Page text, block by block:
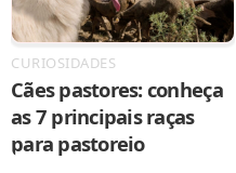
CURIOSIDADES
Cães pastores: conheça
as 7 principais raças
para pastoreio